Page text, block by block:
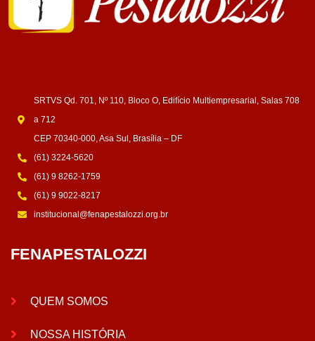
SRTVS Qd. 701, Nº 110, Bloco O, Edifício Multiempresarial, Salas 708
a 712
CEP 70340-000, Asa Sul, Brasília – DF
(61) 3224-5620
(61) 9 8262-1759
(61) 9 9022-8217
institucional@fenapestalozzi.org.br
FENAPESTALOZZI
QUEM SOMOS
NOSSA HISTÓRIA